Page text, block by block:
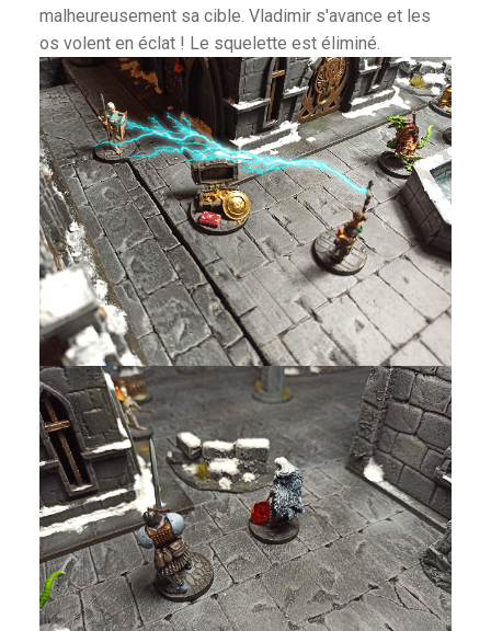
malheureusement sa cible. Vladimir s'avance et les
os volent en éclat ! Le squelette est éliminé.